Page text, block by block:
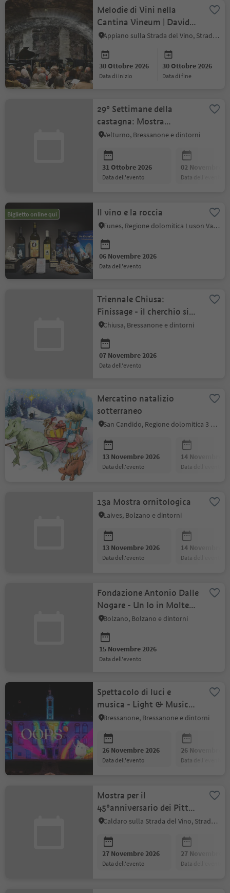
Melodie di Vini nella
Cantina Vineum | David
Frank & Marc Perin
Appiano sulla Strada del Vino, Strada del Vino
30 Ottobre 2026
data di inizio
30 Ottobre 2026
data di fine
29° Settimane della
castagna: Mostra
autunnale
Velturno, Bressanone e dintorni
31 Ottobre 2026
data dell'evento
02 Novembre
data dell'evento
Biglietto online qui Il vino e la roccia
Funes, Regione dolomitica Luson Val di Funes
06 Novembre 2026
data dell'evento
Triennale Chiusa:
Finissage - il cherchio si
chiude
Chiusa, Bressanone e dintorni
07 Novembre 2026
data dell'evento
Mercatino natalizio
sotterraneo
San Candido, Regione dolomitica 3 Cime
13 Novembre 2026
data dell'evento
14 Novembre
data dell'evento
13a Mostra ornitologica
Laives, Bolzano e dintorni
13 Novembre 2026
data dell'evento
14 Novembre
data dell'evento
Fondazione Antonio Dalle
Nogare - Un Io in Molte
Forme
Bolzano, Bolzano e dintorni
15 Novembre 2026
data dell'evento
Spettacolo di luci e
musica - Light & Music
Show Hofburg
Bressanone, Bressanone e dintorni
26 Novembre 2026
data dell'evento
26 Novembre
data dell'evento
Mostra per il
45°anniversario dei Pittori
Amatoriali di Caldaro
Caldaro sulla Strada del Vino, Strada del Vino
27 Novembre 2026
data dell'evento
27 Novembre
data dell'evento